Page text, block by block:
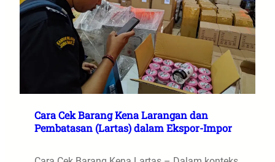
Cara Cek Barang Kena Larangan dan
Pembatasan (Lartas) dalam Ekspor-Impor